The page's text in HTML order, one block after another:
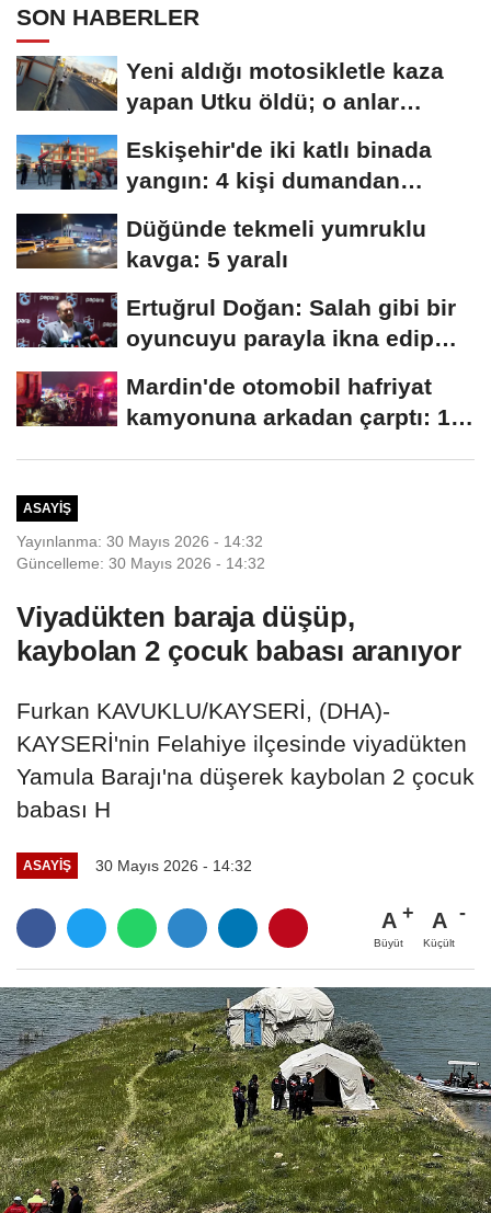
SON HABERLER
Yeni aldığı motosikletle kaza
yapan Utku öldü; o anlar
Eskişehir'de iki katlı binada
yangın: 4 kişi dumandan
Düğünde tekmeli yumruklu
kavga: 5 yaralı
Ertuğrul Doğan: Salah gibi bir
oyuncuyu parayla ikna edip
Mardin'de otomobil hafriyat
kamyonuna arkadan çarptı: 1
ASAYIŞ
Yayınlanma: 30 Mayıs 2026 - 14:32
Güncelleme: 30 Mayıs 2026 - 14:32
Viyadükten baraja düşüp,
kaybolan 2 çocuk babası aranıyor
Furkan KAVUKLU/KAYSERİ, (DHA)-
KAYSERİ'nin Felahiye ilçesinde viyadükten
Yamula Barajı'na düşerek kaybolan 2 çocuk
babası H
ASAYIŞ 30 Mayıs 2026 - 14:32
A
Büyüt
A
Küçült